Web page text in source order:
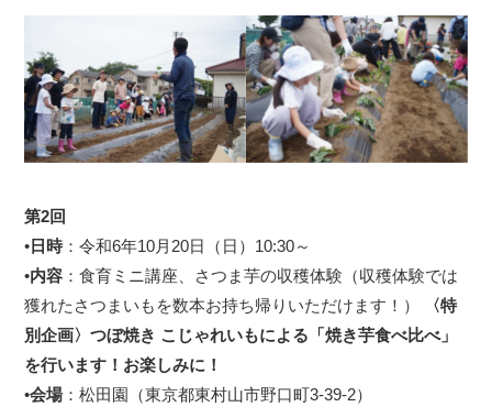
第2回
• 日時：令和6年10月20日（日）10:30～
•内容 ：食育ミニ講座、さつま芋の収穫体験（収穫体験では
獲れたさつまいもを数本お持ち帰りいただけます！）
〈特
別企画〉つぼ焼き こじゃれいもによる「焼き芋食べ比べ」
を行います！お楽しみに！
•会場：松田園（東京都東村山市野口町3-39-2）